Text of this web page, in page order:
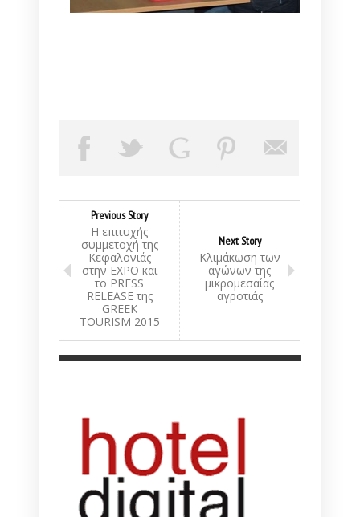
Previous Story
H επιτυχής
συμμετοχή της
Κεφαλονιάς
στην EXPO και
το PRESS
RELEASE της
GREEK
TOURISM 2015
Next Story
Κλιμάκωση των
αγώνων της
μικρομεσαίας
αγροτιάς